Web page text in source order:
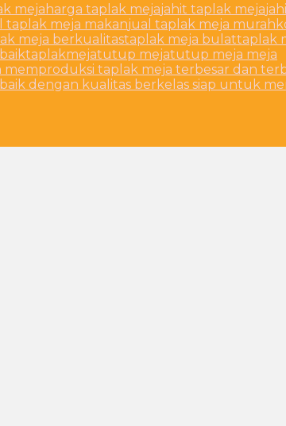
meja harga taplak mejajahit taplak meja
taplak meja makanjual taplak meja murah
meja berkualitastaplak meja bulattaplak
taplakmejatutup mejatutup meja meja
memproduksi taplak meja terbesar dan
dengan kualitas berkelas siap untuk